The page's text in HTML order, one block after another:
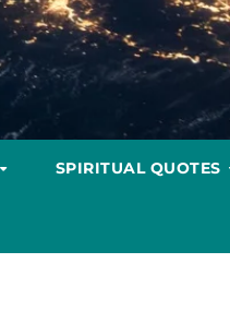
SPIRITUAL QUOTES